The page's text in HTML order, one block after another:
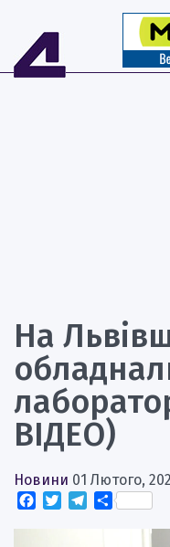
На
ВІДЕО)
Новини 01 Лютого,
Facebook
TwitterTelegram